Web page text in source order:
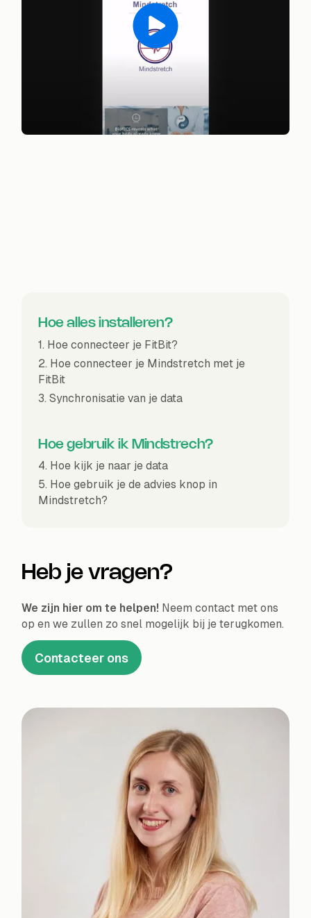
Hoe alles installeren?
1. Hoe connecteer je FitBit?
2. Hoe connecteer je Mindstretch met je
FitBit
3. Synchronisatie van je data
Hoe gebruik ik Mindstrech?
4. Hoe kijk je naar je data
5. Hoe gebruik je de advies knop in
Mindstretch?
Heb je vragen?
We zijn hier om te helpen! Neem contact met ons
op en we zullen zo snel mogelijk bij je terugkomen.
Contacteer ons